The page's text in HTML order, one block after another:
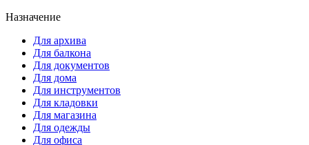
Назначение
Для архива
Для балкона
Для документов
Для дома
Для инструментов
Для кладовки
Для магазина
Для одежды
Для офиса